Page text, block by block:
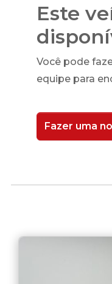
Este
Você pode
equipe para
Fazer uma